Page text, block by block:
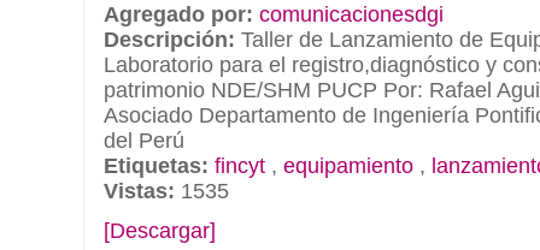
Agregado por: comunicacionesdgi
Descripción: Taller de Lanzamiento de
Laboratorio para el registro,diagnóstico y
patrimonio NDE/SHM PUCP Por: Rafael
Asociado Departamento de Ingeniería
del Perú
Etiquetas: fincyt , equipamiento ,
Vistas: 1535
[Descargar]